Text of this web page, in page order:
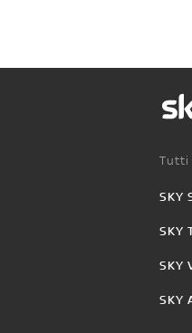
Tutti
SKY
SKY
SKY
SKY